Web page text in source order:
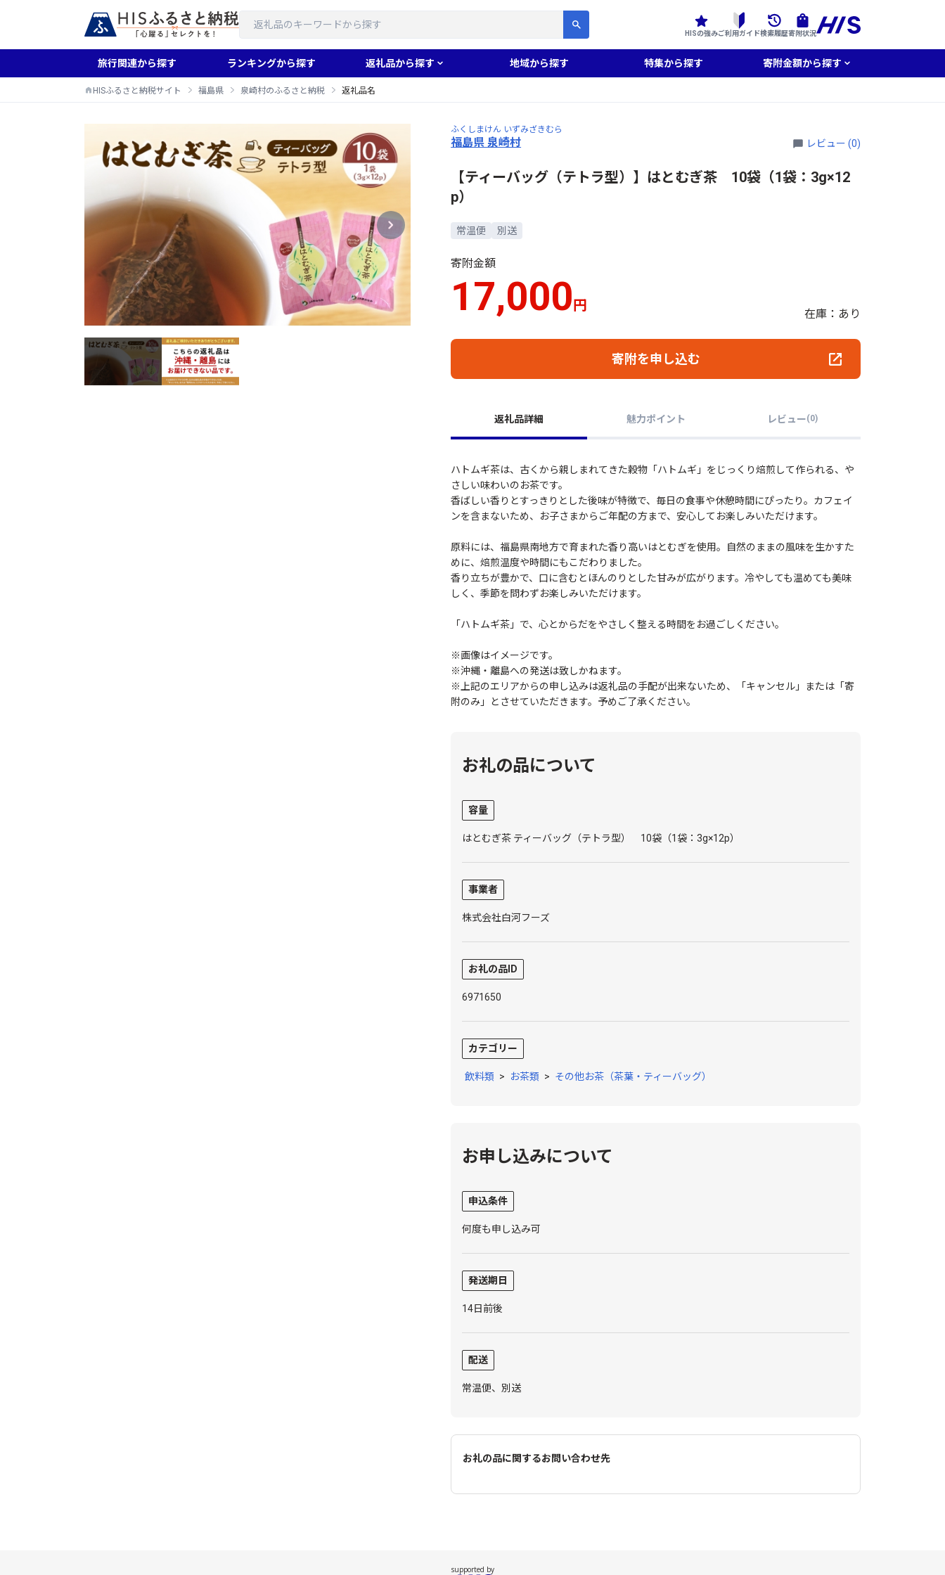
HISの強みご利用ガイド検索履歴寄附状況
旅行関連から探す ランキングから探す 返礼品から探す 地域から探す 特集から探す 寄附金額から探す
HISふるさと納税サイト 福島県 泉崎村のふるさと納税 返礼品名
ふくしまけん いずみざきむら
福島県 泉崎村 レビュー (0)
【ティーバッグ（テトラ型）】はとむぎ茶 10袋（1袋：3g×12
p）
常温便 別送
寄附金額
17,000円
在庫：あり
寄附を申し込む
返礼品詳細 魅力ポイント レビュー(0)
ハトムギ茶は、古くから親しまれてきた穀物「ハトムギ」をじっくり焙煎して作られる、や
さしい味わいのお茶です。
香ばしい香りとすっきりとした後味が特徴で、毎日の食事や休憩時間にぴったり。カフェイ
ンを含まないため、お子さまからご年配の方まで、安心してお楽しみいただけます。
原料には、福島県南地方で育まれた香り高いはとむぎを使用。自然のままの風味を生かすた
めに、焙煎温度や時間にもこだわりました。
香り立ちが豊かで、口に含むとほんのりとした甘みが広がります。冷やしても温めても美味
しく、季節を問わずお楽しみいただけます。
「ハトムギ茶」で、心とからだをやさしく整える時間をお過ごしください。
※画像はイメージです。
※沖縄・離島への発送は致しかねます。
※上記のエリアからの申し込みは返礼品の手配が出来ないため、「キャンセル」または「寄
附のみ」とさせていただきます。予めご了承ください。
お礼の品について
容量
はとむぎ茶 ティーバッグ（テトラ型） 10袋（1袋：3g×12p）
事業者
株式会社白河フーズ
お礼の品ID
6971650
カテゴリー
飲料類 > お茶類 > その他お茶（茶葉・ティーバッグ）
お申し込みについて
申込条件
何度も申し込み可
発送期日
14日前後
配送
常温便、別送
お礼の品に関するお問い合わせ先